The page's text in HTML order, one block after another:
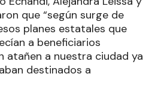
que “según surge de
planes estatales que
a beneficiarios
atañen a nuestra ciudad ya
destinados a